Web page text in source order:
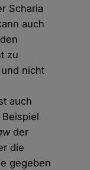
Scharia
auch
zu
nicht
auch
der
die
gegeben